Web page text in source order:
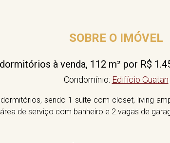
SOBRE O IMÓVEL
à venda, 112 m² por R$
Condomínio: Edifício Guatan
sendo 1 suíte com closet, living
de serviço com banheiro e 2 vagas de